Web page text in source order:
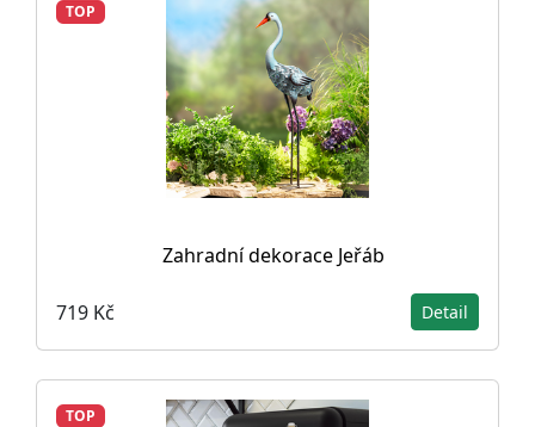
TOP
Zahradní dekorace Jeřáb
719 Kč Detail
TOP